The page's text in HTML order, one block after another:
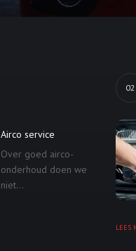
Airco service
Over goed airco-
onderhoud doen we
niet...
02
LEES